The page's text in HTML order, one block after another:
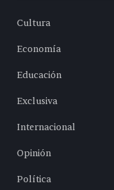
Cultura
Economía
Educación
Exclusiva
Internacional
Opinión
Política